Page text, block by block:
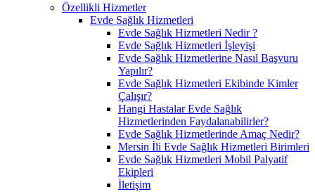
Özellikli Hizmetler
Evde Sağlık Hizmetleri
Evde Sağlık Hizmetleri Nedir ?
Evde Sağlık Hizmetleri İşleyişi
Evde Sağlık Hizmetlerine Nasıl Başvuru
Yapılır?
Evde Sağlık Hizmetleri Ekibinde Kimler
Çalışır?
Hangi Hastalar Evde Sağlık
Hizmetlerinden Faydalanabilirler?
Evde Sağlık Hizmetlerinde Amaç Nedir?
Mersin İli Evde Sağlık Hizmetleri Birimleri
Evde Sağlık Hizmetleri Mobil Palyatif
Ekipleri
İletişim